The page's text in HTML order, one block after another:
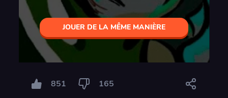
JOUER DE LA MÊME MANIÈRE
851 165